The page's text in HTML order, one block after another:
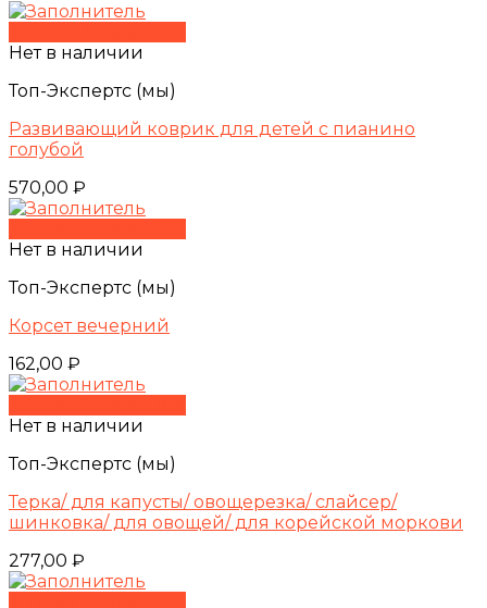
Нет в наличии
Топ-Экспертс (мы)
Развивающий коврик для детей с пианино
голубой
570,00 ₽
Нет в наличии
Топ-Экспертс (мы)
Корсет вечерний
162,00 ₽
Нет в наличии
Топ-Экспертс (мы)
Терка/ для капусты/ овощерезка/ слайсер/
шинковка/ для овощей/ для корейской моркови
277,00 ₽